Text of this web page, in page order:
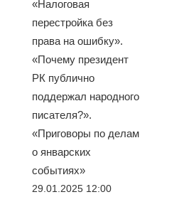
«Налоговая
перестройка без
права на ошибку».
«Почему президент
РК публично
поддержал народного
писателя?».
«Приговоры по делам
о январских
событиях»
29.01.2025 12:00